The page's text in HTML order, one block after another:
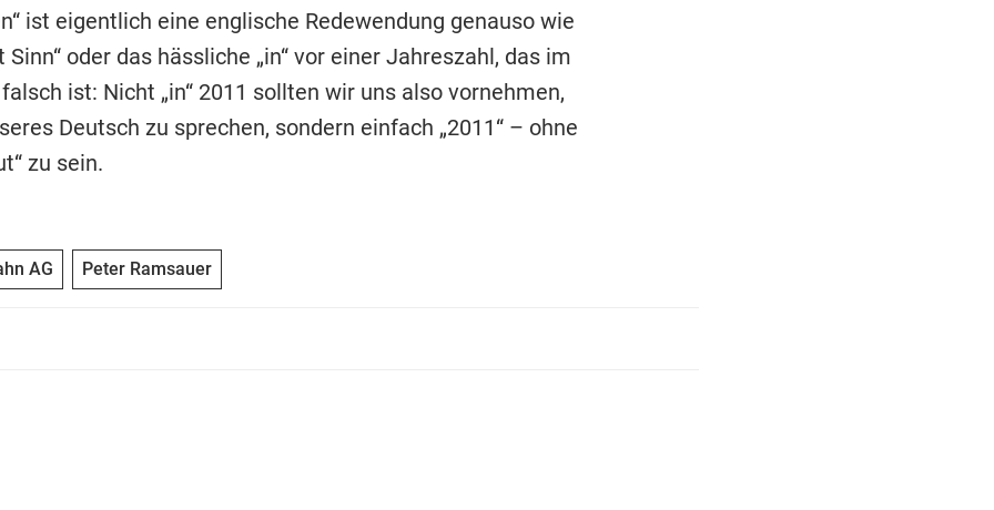
ist eigentlich eine englische Redewendung genauso wie
Sinn“ oder das hässliche „in“ vor einer Jahreszahl, das im
ist: Nicht „in“ 2011 sollten wir uns also vornehmen,
Deutsch zu sprechen, sondern einfach „2011“ – ohne
zu sein.
AG Peter Ramsauer